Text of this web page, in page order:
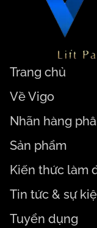
Trang chủ
Về Vigo
Nhãn hàng
Sản phẩm
Kiến thức làm
Tin tức & sự
Tuyển dụng